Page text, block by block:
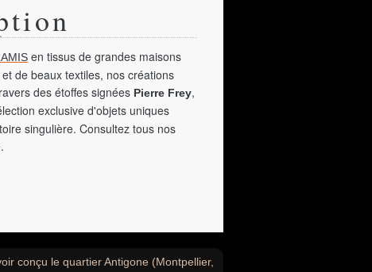
en tissus de grandes maisons
de beaux textiles, nos créations
des étoffes signées Pierre Frey,
exclusive d'objets uniques
singulière. Consultez tous nos
conçu le quartier Antigone (Montpellier,